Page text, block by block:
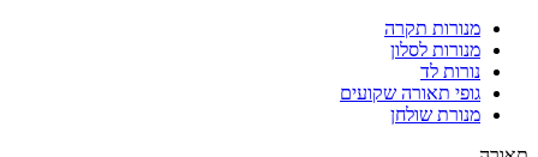
מנורות תקרה
מנורות לסלון
נורות לד
גופי תאורה שקועים
מנורת שולחן